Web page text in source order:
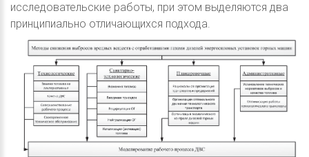
исследовательские работы, при этом выделяются два
принципиально отличающихся подхода.